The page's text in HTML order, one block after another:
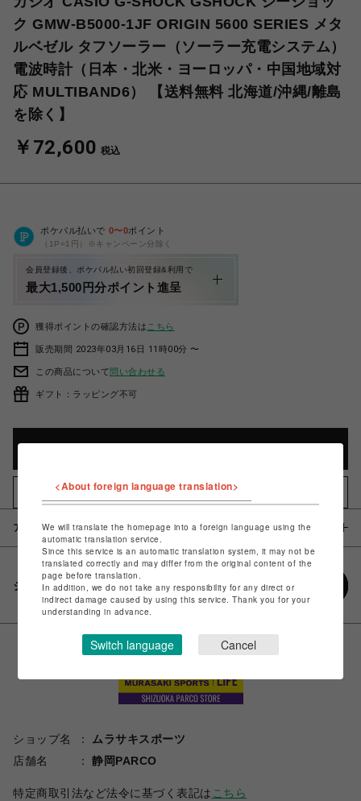
ク GMW-B5000-1JF ORIGIN 5600 SERIES メタ
ルベゼル タフソーラー（ソーラー充電システム）
電波時計（日本・北米・ヨーロッパ・中国地域対
応 MULTIBAND6） 【送料無料 北海道/沖縄/離島
を除く】
￥72,600 税込
ポケパル払いで 0〜0ポイント
（1P=1円）※キャンペーン分除く
会員登録後、ポケパル払い初回登録&利用で
最大1,500円分ポイント進呈
獲得ポイントの確認方法は こちら
販売期間 2023年03月16日 11時00分 〜
この商品について問い合わせる
ギフト：ラッピング不可
お気に入りアイテムに追加
アイテム説明 / 素材
シェアする
ショップ名
ムラサキスポーツ
店舗名
静岡PARCO
特定商取引法など法令に基づく表記は こちら
<About foreign language translation>
We will translate the homepage into a foreign language using the
automatic translation service.
Since this service is an automatic translation system, it may not be
translated correctly and may differ from the original content of the
page before translation.
In addition, we do not take any responsibility for any direct or
indirect damage caused by using this service. Thank you for your
understanding in advance.
Switch language Cancel